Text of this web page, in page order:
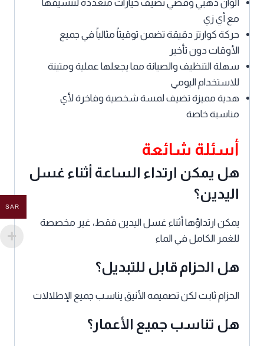
ألوان ذهبي وفضي تضيف خيارات متعددة لتنسيقها
مع أي زي
حركة كوارتز دقيقة تضمن توقيتاً مثالياً في جميع
الأوقات دون تأخير
سهلة التنظيف والصيانة مما يجعلها عملية ومتينة
للاستخدام اليومي
هدية مميزة تضيف لمسة شخصية وفاخرة لأي
مناسبة خاصة
أسئلة شائعة
هل يمكن ارتداء الساعة أثناء غسل
اليدين؟
يمكن ارتداؤها أثناء غسل اليدين فقط، غير مخصصة
للغمر الكامل في الماء
هل الحزام قابل للتبديل؟
الحزام ثابت لكن تصميمه الأنيق يناسب جميع الإطلالات
هل تناسب جميع الأعمار؟
SAR